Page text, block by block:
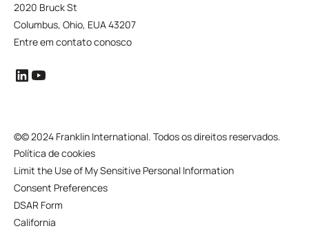
2020 Bruck St
Columbus, Ohio, EUA 43207
Entre em contato conosco
©© 2024 Franklin International. Todos os direitos reservados.
Política de cookies
Limit the Use of My Sensitive Personal Information
Consent Preferences
DSAR Form
California